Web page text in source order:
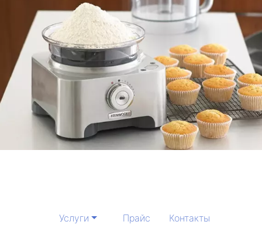
Услуги Прайс Контакты